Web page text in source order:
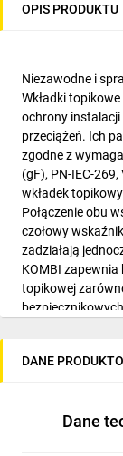
OPIS PRODUKTU
Niezawodne i
Wkładki
ochrony
przeciążeń. Ich
zgodne z
(gF), PN-IEC-
wkładek
Połączenie obu
czołowy
zadziałają
KOMBI
topikowej
bezpiecznikowych.
Indywidualny
Typ produktu
DANE
Dane